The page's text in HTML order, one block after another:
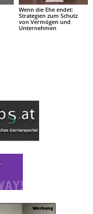
Wenn die Ehe endet:
Strategien zum Schutz
von Vermögen und
Unternehmen